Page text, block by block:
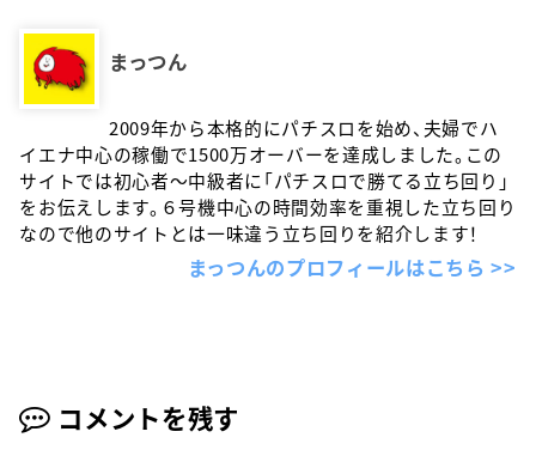
まっつん
2009年から本格的にパチスロを始め、夫婦でハ
イエナ中心の稼働で1500万オーバーを達成しました。この
サイトでは初心者〜中級者に「パチスロで勝てる立ち回り」
をお伝えします。６号機中心の時間効率を重視した立ち回り
なので他のサイトとは一味違う立ち回りを紹介します！
まっつんのプロフィールはこちら >>
コメントを残す